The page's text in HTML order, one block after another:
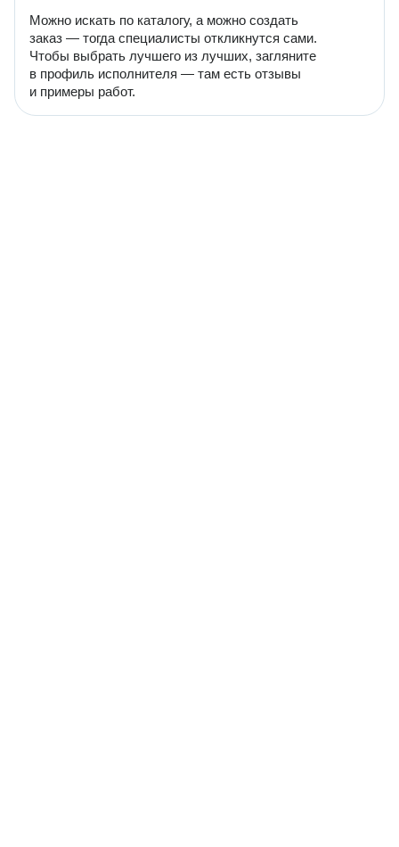
Можно искать по каталогу, а можно создать
заказ — тогда специалисты откликнутся сами.
Чтобы выбрать лучшего из лучших, загляните
в профиль исполнителя — там есть отзывы
и примеры работ.